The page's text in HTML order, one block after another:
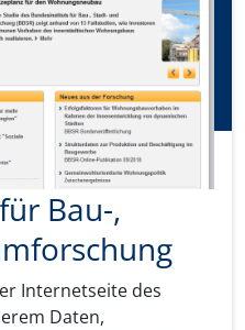
Bau-,
Internetseite des
Daten,